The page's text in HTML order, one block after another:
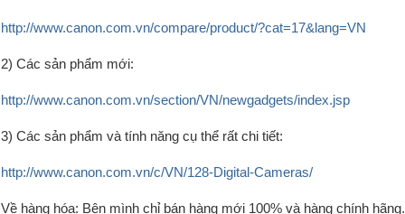
http://www.canon.com.vn/compare/product/?cat=17&lang=VN
2) Các sản phẩm mới:
http://www.canon.com.vn/section/VN/newgadgets/index.jsp
3) Các sản phẩm và tính năng cụ thể rất chi tiết:
http://www.canon.com.vn/c/VN/128-Digital-Cameras/
Về hàng hóa: Bên mình chỉ bán hàng mới 100% và hàng chính hãng.